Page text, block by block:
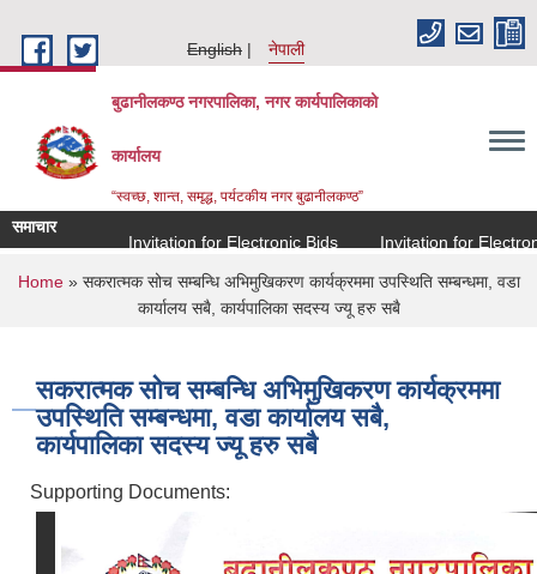
English
नेपाली
बुढानीलकण्ठ नगरपालिका, नगर कार्यपालिकाको
कार्यालय
“स्वच्छ, शान्त, समृद्ध, पर्यटकीय नगर बुढानीलकण्ठ”
समाचार
Invitation for Electronic Bids
Invitation for Electronic
You are here
Home» सकरात्मक सोच सम्बन्धि अभिमुखिकरण कार्यक्रममा उपस्थिति सम्बन्धमा, वडा
कार्यालय सबै, कार्यपालिका सदस्य ज्यू हरु सबै
सकरात्मक सोच सम्बन्धि अभिमुखिकरण कार्यक्रममा
उपस्थिति सम्बन्धमा, वडा कार्यालय सबै,
कार्यपालिका सदस्य ज्यू हरु सबै
Supporting Documents: